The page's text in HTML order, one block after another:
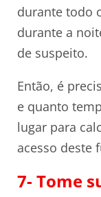
durante todo
durante a
de suspeito.
Então, é
e quanto
lugar para
acesso deste
7- Tome